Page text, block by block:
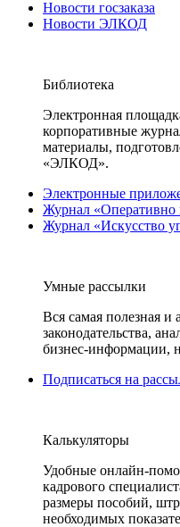
Новости госзаказа
Новости ЭЛКОД
Библиотека
Электронная
корпоративные
материалы,
«ЭЛКОД».
Электронные
Журнал «Оперативно
Журнал «Искусство
Умные рассылки
Вся самая полезная и
законодательства,
бизнес-информации,
Подписаться на
Калькуляторы
Удобные онлайн-
кадрового
размеры пособий,
необходимых